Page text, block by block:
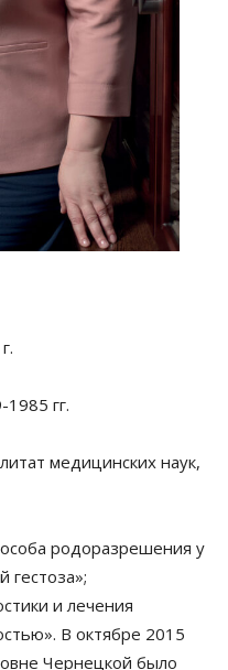
гг.
медицинских наук,
родоразрешения у
и лечения
В октябре 2015
Чернецкой было